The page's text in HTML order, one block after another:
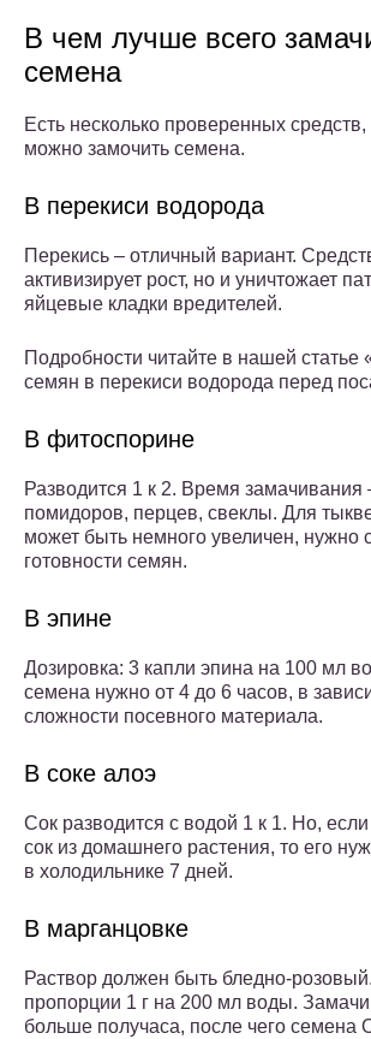
В чем лучше всего
семена
Есть несколько проверенных
можно замочить семена.
В перекиси водорода
Перекись – отличный вариант.
активизирует рост, но и уничтожает
яйцевые кладки вредителей.
Подробности читайте в нашей статье
семян в перекиси водорода перед
В фитоспорине
Разводится 1 к 2. Время замачивания
помидоров, перцев, свеклы. Для
может быть немного увеличен, нужно
готовности семян.
В эпине
Дозировка: 3 капли эпина на 100 мл
семена нужно от 4 до 6 часов, в
сложности посевного материала.
В соке алоэ
Сок разводится с водой 1 к 1. Но,
сок из домашнего растения, то его
в холодильнике 7 дней.
В марганцовке
Раствор должен быть бледно-
пропорции 1 г на 200 мл воды.
больше получаса, после чего